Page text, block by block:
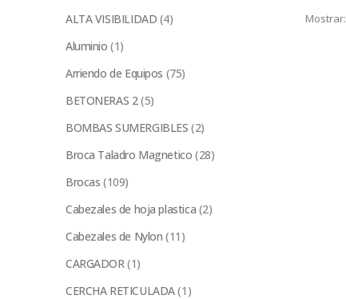
Mostrar:
ALTA VISIBILIDAD (4)
Aluminio (1)
Arriendo de Equipos (75)
BETONERAS 2(5)
BOMBAS SUMERGIBLES (2)
Broca Taladro Magnetico (28)
Brocas (109)
Cabezales de hoja plastica (2)
Cabezales de Nylon (11)
CARGADOR (1)
CERCHA RETICULADA(1)